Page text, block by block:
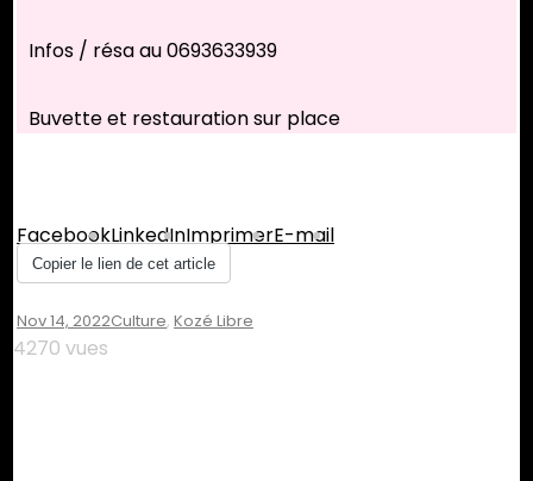
Infos / résa au 0693633939
Buvette et restauration sur place
FacebookLinkedInImprimerE-mail
Copier le lien de cet article
Nov 14, 2022Culture, Kozé Libre
4270 vues